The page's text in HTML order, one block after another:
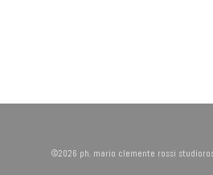
©2026 ph. mario clemente rossi